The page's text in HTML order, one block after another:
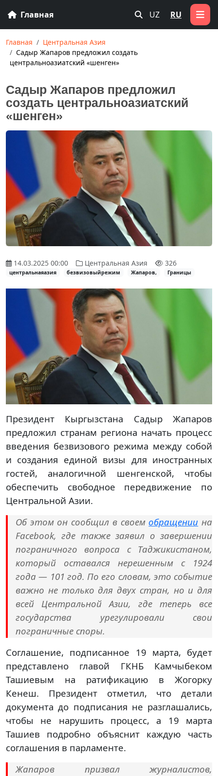
Главная UZ RU
Главная
Центральная Азия
Садыр Жапаров предложил создать
центральноазиатский «шенген»
Садыр Жапаров предложил
создать центральноазиатский
«шенген»
14.03.2025 00:00 Центральная Азия 326
центральнаяазия безвизовыйрежим Жапаров, Границы
Президент Кыргызстана Садыр Жапаров
предложил странам региона начать процесс
введения безвизового режима между собой
и создания единой визы для иностранных
гостей, аналогичной шенгенской, чтобы
обеспечить свободное передвижение по
Центральной Азии.
Об этом он сообщил в своем обращении на
Facebook, где также заявил о завершении
пограничного вопроса с Таджикистаном,
который оставался нерешенным с 1924
года — 101 год. По его словам, это событие
важно не только для двух стран, но и для
всей Центральной Азии, где теперь все
государства урегулировали свои
пограничные споры.
Соглашение, подписанное 19 марта, будет
представлено главой ГКНБ Камчыбеком
Ташиевым на ратификацию в Жогорку
Кенеш. Президент отметил, что детали
документа до подписания не разглашались,
чтобы не нарушить процесс, а 19 марта
Ташиев подробно объяснит каждую часть
соглашения в парламенте.
Жапаров призвал журналистов,